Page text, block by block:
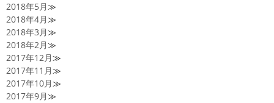
2018年5月≫
2018年4月≫
2018年3月≫
2018年2月≫
2017年12月≫
2017年11月≫
2017年10月≫
2017年9月≫